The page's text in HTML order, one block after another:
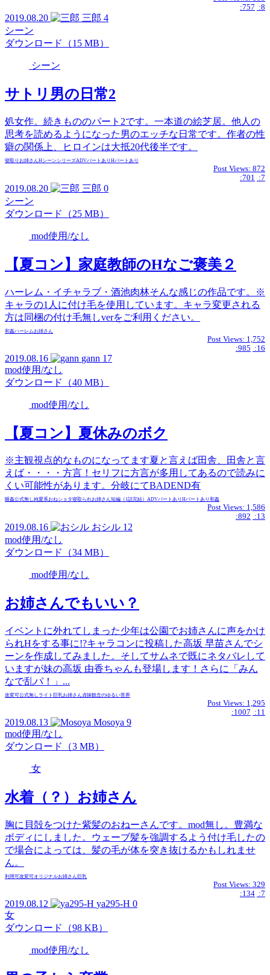
:757 :8
2019.08.20 三郎 4
シーン
ダウンロード（15 MB）
シーン
サトリ男の日常2
処女作。続きもののパート2です。一本道の絵芝居。他人の
思考を読めるようになった男のエッチな日常です。作者の性
癖の関係上、ヒロインは大抵20代後半です。
寝取り お姉さんHシーンシリーズADVパートあり Hパートあり
Post Views: 872
:701 :7
2019.08.20 三郎 0
シーン
ダウンロード（25 MB）
mod使用/なし
【夏コン】家庭教師のHなご褒美２
ハーレム・イチャラブ・酒池肉林そんな感じの作品です。※
キャラの1人に付け毛を使用しています。キャラ変更される
方は同梱の付け毛無しverをご利用ください。
和姦ハーレム お姉さん
Post Views: 1,752
:985 :16
2019.08.16 gann 17
mod使用/なし
ダウンロード（40 MB）
mod使用/なし
【夏コン】夏休みのボク
※主観視点的なものになってます夏と言えば田舎、田舎と言
えば・・・・方言！セリフに方言が多用してあるので読みに
くい可能性があります。分岐にてBADEND有
睡姦公式無し純愛系おねショタ寝取られお姉さん短編（1話完結） ADVパートあり Hパートあり 和姦
Post Views: 1,586
:892 :13
2019.08.16 おシル 12
mod使用/なし
ダウンロード（34 MB）
mod使用/なし
お姉さんでもいい？
イベントに外れてしまった少年は公園でお姉さんに声をかけ
られHをする事に!?キャラコンに投稿した高坂 早苗さんでシ
ーンを作成してみました。そしてサムネで既にネタバレして
いますが妹の高坂 由香ちゃんも登場します！さらに「みん
なで乱パ！」...
改変可公式無し ライト 巨乳お姉さん貞操観念のゆるい世界
Post Views: 1,295
:1007 :11
2019.08.13 Mosoya 9
mod使用/なし
ダウンロード（3 MB）
女
水着（？）お姉さん
胸に貝殻をつけた紫髪のおねーさんです。mod無し。豊満な
ボディにしました。ウェーブ髪を強調するよう付け毛したの
で場合によっては、髪の毛が体を突き抜けるかもしれませ
ん。
利用可改変可オリジナルお姉さん巨乳
Post Views: 329
:134 :7
2019.08.12 ya295-H 0
女
ダウンロード（98 KB）
mod使用/なし